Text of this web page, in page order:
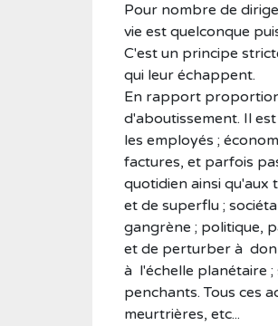
Pour nombre de
vie est quelconque
C'est un principe
qui leur échappent.
En rapport
d'aboutissement. Il
les employés ;
factures, et parfois
quotidien ainsi qu'aux
et de superflu ;
gangrène ; politique,
et de perturber à
à l'échelle planétaire
penchants. Tous ces
meurtrières, etc...